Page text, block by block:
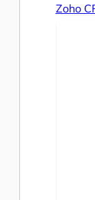
Zoho